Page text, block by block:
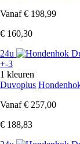
Vanaf € 198,99
€ 160,30
24u
+-3
1 kleuren
Duvoplus
Vanaf € 257,00
€ 188,83